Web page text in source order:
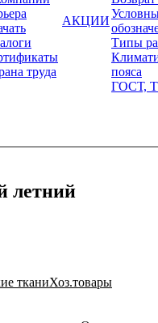
труда
АКЦИИ
Типы
пояса
ГОСТ,
летний
тканиХоз.товары